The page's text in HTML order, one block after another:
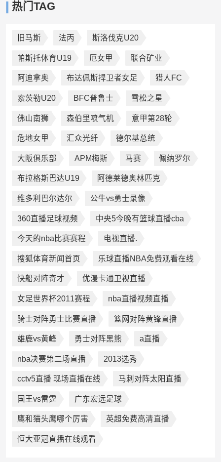
热门TAG
旧马斯 法丙 斯洛伐克U20
帕斯托体育U19 厄女甲 联合矿业
阿迪拿奥 布达佩斯捍卫者女足 猎人FC
索茨勒U20 BFC普鲁士 雪松之星
佛山南狮 森伯里喷气机 意甲第28轮
危地女甲 汇众光纤 德尔基总统
大阪俱乐部 APM梅斯 马赛 佩纳罗尔
布拉格斯巴达U19 阿德莱德奥林匹克
维多利巴尔达尔 公牛vs勇士录像
360直播足球视频 中央5今晚有篮球直播cba
今天的nba比赛赛程 电视直播.
搜狐体育新闻首页 乐球直播NBA免费观看在线
快船对阵奇才 优漫卡通卫视直播
女足世界杯2011赛程 nba直播视频直播
骑士对阵勇士比赛直播 篮网对阵黄锋直播
雄鹿vs黄峰 勇士对阵黑熊 a直播
nba决赛第二场直播 2013选秀
cctv5直播 现场直播在线 马刺对阵太阳直播
国王vs雷霆 广东宏远足球
鹰和猫头鹰哪个厉害 英超免费高清直播
恒大亚冠直播在线观看